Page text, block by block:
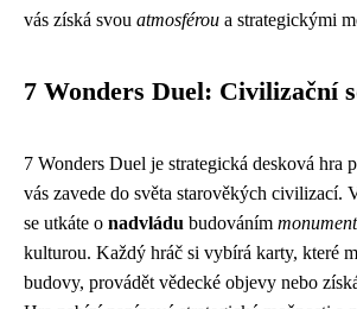
vás získá svou atmosférou a strategickými
7 Wonders Duel: Civilizační
7 Wonders Duel je strategická desková hra
vás zavede do světa starověkých civilizací.
se utkáte o nadvládu budováním
kulturou. Každý hráč si vybírá karty, které
budovy, provádět vědecké objevy nebo